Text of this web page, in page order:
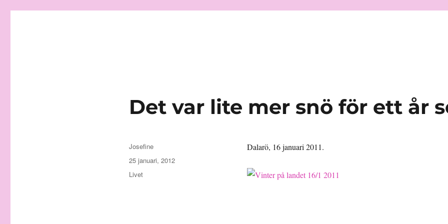
Det var lite mer snö för ett år
Dalarö, 16 januari 2011.
Författare
Josefine
Publicerat
den
25 januari, 2012
Kategorier
Livet